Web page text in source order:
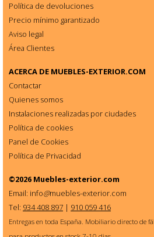
Política de devoluciones
Precio mínimo garantizado
Aviso legal
Área Clientes
ACERCA DE MUEBLES-EXTERIOR.COM
Contactar
Quienes somos
Instalaciones realizadas por ciudades
Política de cookies
Panel de Cookies
Política de Privacidad
©2026 Muebles-exterior.com
Email: info@muebles-exterior.com
Tel: 934 408 897 | 910 059 416
Entregas en toda España. Mobiliario directo de